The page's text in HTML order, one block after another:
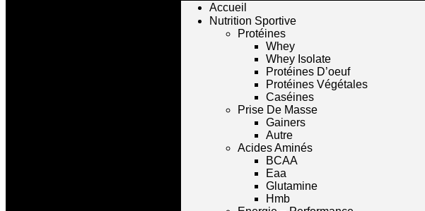
Accueil
Nutrition Sportive
Protéines
Whey
Whey Isolate
Protéines D’oeuf
Protéines Végétales
Caséines
Prise De Masse
Gainers
Autre
Acides Aminés
BCAA
Eaa
Glutamine
Hmb